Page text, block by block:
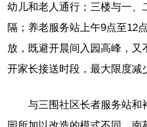
幼儿和老人通行；三楼与一、
隔；养老服务站上午9点至12
放，既避开晨间入园高峰，又
开家长接送时段，最大限度减
与三围社区长者服务站和